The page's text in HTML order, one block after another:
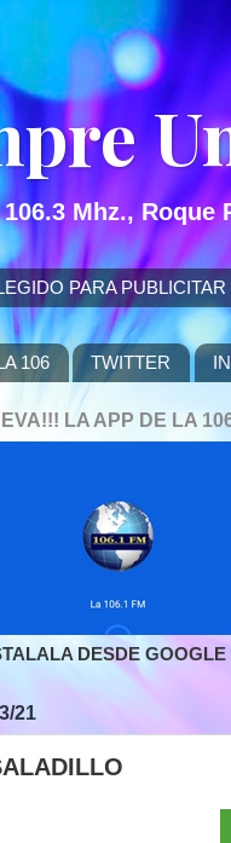
Mhz.,
PARA
106 TWITTER
LA APP DE LA
DESDE
21